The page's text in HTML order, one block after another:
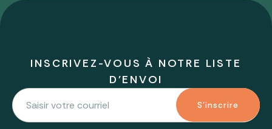
INSCRIVEZ-VOUS À NOTRE LISTE
D'ENVOI
S'inscrire